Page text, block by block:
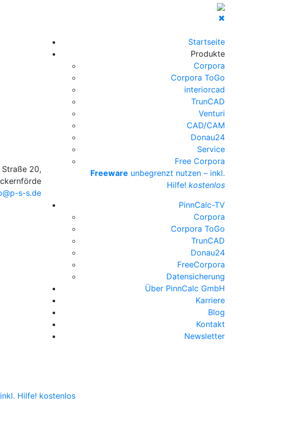
20,
s-s.de
Startseite
Produkte
Corpora
Corpora ToGo
interiorcad
TrunCAD
Venturi
CAD/CAM
Donau24
Service
Free Corpora
Freeware unbegrenzt nutzen – inkl.
Hilfe! kostenlos
PinnCalc-TV
Corpora
Corpora ToGo
TrunCAD
Donau24
FreeCorpora
Datensicherung
Über PinnCalc GmbH
Karriere
Blog
Kontakt
Newsletter
Hilfe! kostenlos